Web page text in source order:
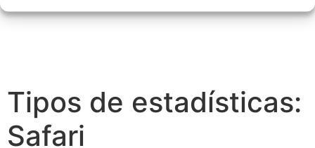
Tipos de estadísticas:
Safari